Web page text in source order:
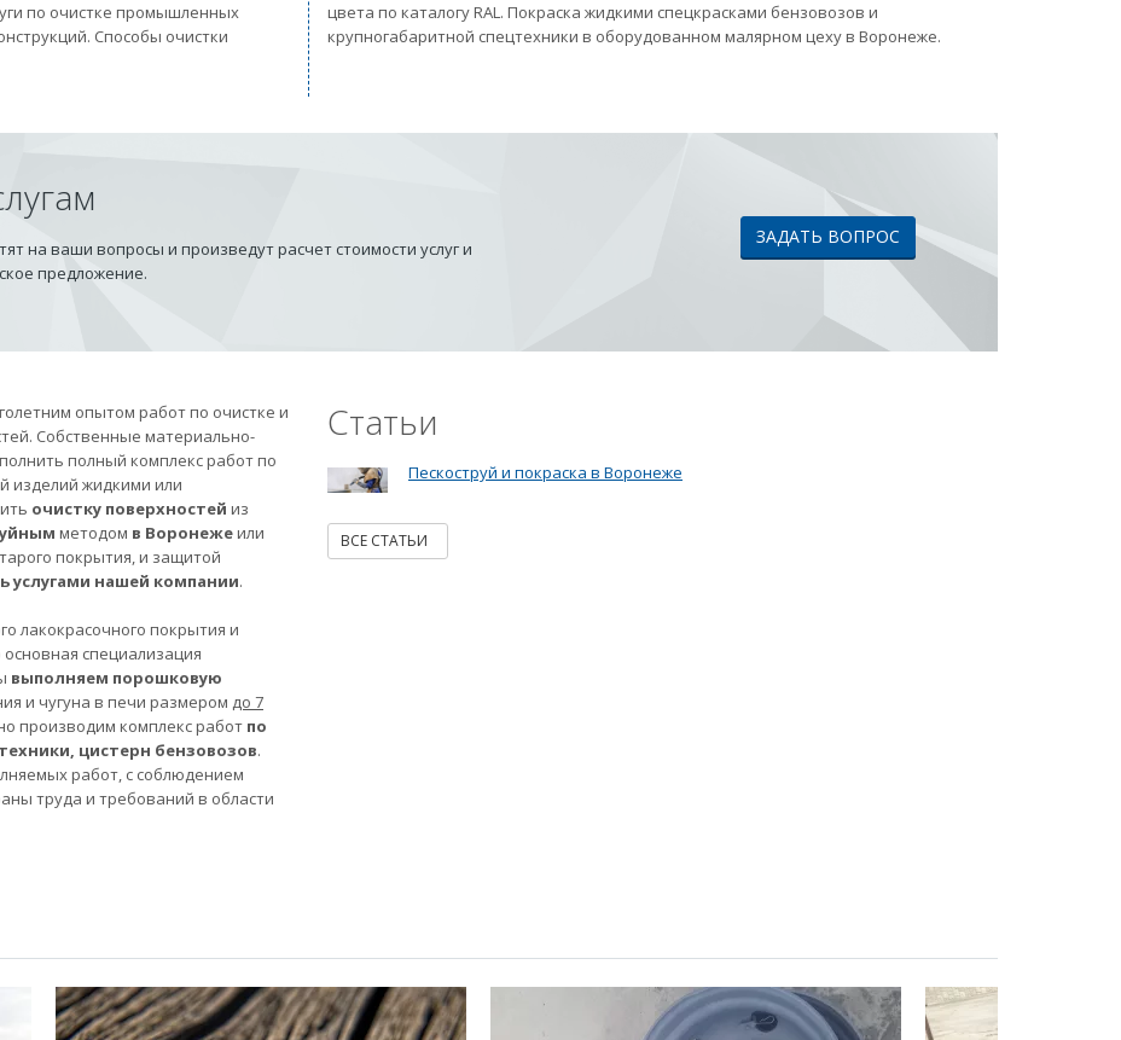
по очистке промышленных
Способы очистки
цвета по каталогу RAL. Покраска жидкими спецкрасками бензовозов и
крупногабаритной спецтехники в оборудованном малярном цеху в Воронеже.
на ваши вопросы и произведут расчет стоимости услуг и
предложение.
ЗАДАТЬ ВОПРОС
опытом работ по очистке и
Собственные материально-
полный комплекс работ по
изделий жидкими или
очистку поверхностей из
методом в Воронежеили
покрытия, и защитой
услугами нашей компании.
лакокрасочного покрытия и
специализация
выполняем порошковую
и чугуна в печи размером до 7
производим комплекс работ по
цистерн бензовозов.
работ, с соблюдением
труда и требований в области
Статьи
Пескоструй и покраска в Воронеже
ВСЕ СТАТЬИ